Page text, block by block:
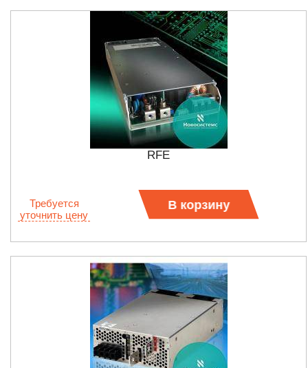
RFE
Требуется
уточнить цену
В корзину